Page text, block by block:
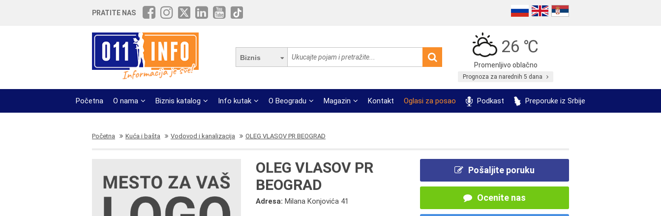
PRATITE NAS
Biznis
26 ℃
Promenljivo oblačno
Prognoza za narednih 5 dana
Početna O nama Biznis katalog Info kutak O Beogradu Magazin Kontakt Oglasi za posao Podkast Preporuke iz Srbije
Početna Kuća i bašta Vodovod i kanalizacija OLEG VLASOV PR BEOGRAD
OLEG VLASOV PR
BEOGRAD
Adresa:Milana Konjovića 41
Pošaljite poruku
Ocenite nas